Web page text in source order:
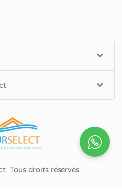
Tous droits réservés.